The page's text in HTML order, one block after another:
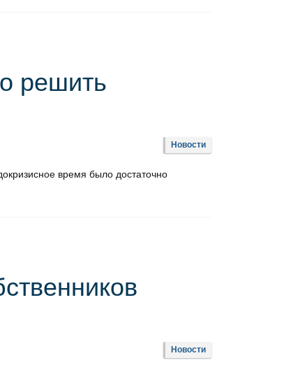
решить
Новости
время было достаточно
Новости